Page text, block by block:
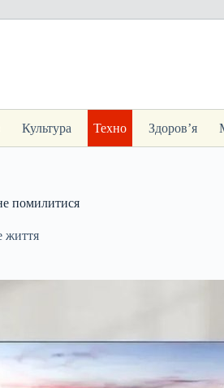
Культура Техно Здоров’я
помилитися
життя